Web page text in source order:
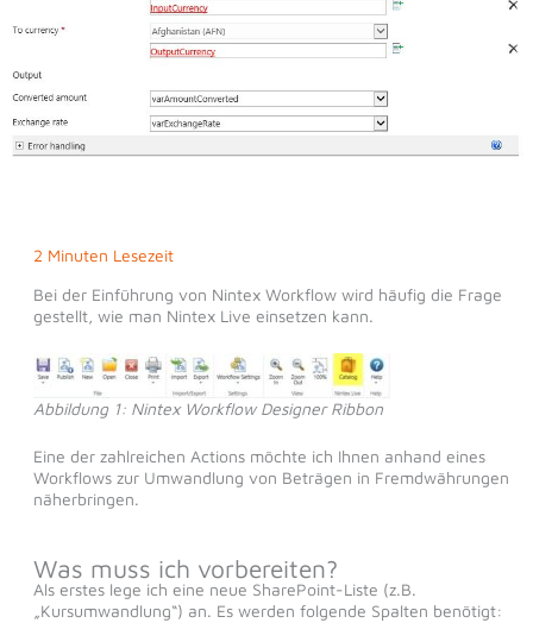
2 Minuten Lesezeit
Bei der Einführung von Nintex Workflow wird häufig die Frage
gestellt, wie man Nintex Live einsetzen kann.
Abbildung 1: Nintex Workflow Designer Ribbon
Eine der zahlreichen Actions möchte ich Ihnen anhand eines
Workflows zur Umwandlung von Beträgen in Fremdwährungen
näherbringen.
Was muss ich vorbereiten?
Als erstes lege ich eine neue SharePoint-Liste (z.B.
„Kursumwandlung“) an. Es werden folgende Spalten benötigt: